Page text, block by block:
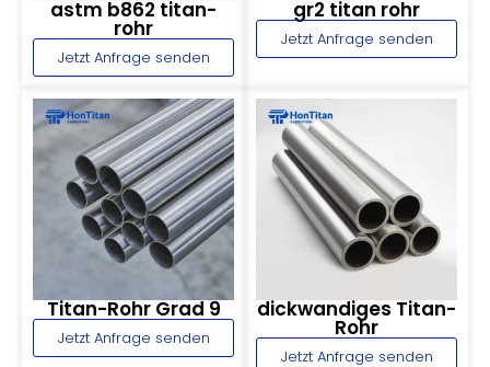
astm b862 titan-
rohr
Jetzt Anfrage senden
gr2 titan rohr
Jetzt Anfrage senden
Titan-Rohr Grad 9
Jetzt Anfrage senden
dickwandiges Titan-
Rohr
Jetzt Anfrage senden